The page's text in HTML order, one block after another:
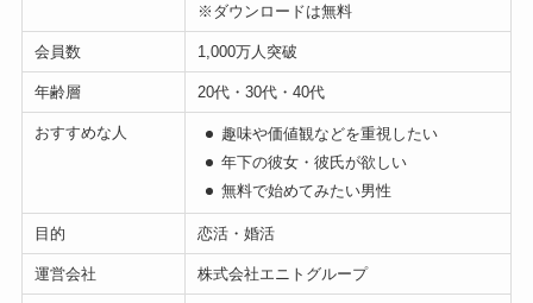
※ダウンロードは無料
会員数 1,000万人突破
年齢層 20代・30代・40代
おすすめな人
趣味や価値観などを重視したい
年下の彼女・彼氏が欲しい
無料で始めてみたい男性
目的 恋活・婚活
運営会社 株式会社エニトグループ